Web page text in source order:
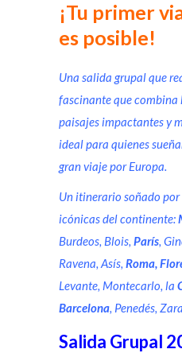
¡Tu primer
es posible!
Una salida grupal que
fascinante que
paisajes impactantes y
ideal para quienes
gran viaje por Europa.
Un itinerario soñado por
icónicas del continente:
Burdeos, Blois, París,
Ravena, Asís, Roma,
Levante, Montecarlo, la
Barcelona, Penedés,
Salida Grupal